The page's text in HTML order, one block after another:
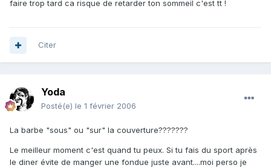
faire trop tard ca risque de retarder ton sommeil c'est tt !
Citer
Yoda
Posté(e) le 1 février 2006
La barbe "sous" ou "sur" la couverture???????
Le meilleur moment c'est quand tu peux. Si tu fais du sport après
le diner évite de manger une fondue juste avant....moi perso je